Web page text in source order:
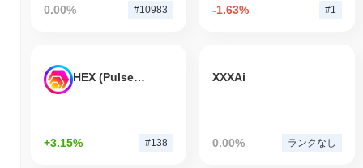
0.00% #10983 -1.63% #1
HEX (Pulsechain)
+3.15% #138
XXXAi
0.00% ランクなし